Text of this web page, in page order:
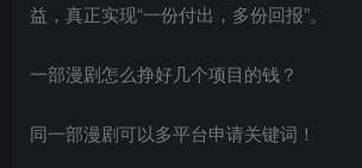
益，真正实现“一份付出，多份回报”。
一部漫剧怎么挣好几个项目的钱？
同一部漫剧可以多平台申请关键词！